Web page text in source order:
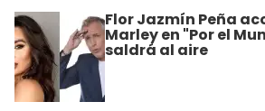
Flor Jazmín Peña
Marley en "Por el
saldrá al aire